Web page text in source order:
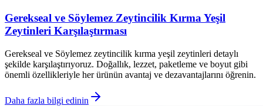
Gerekseal ve Söylemez Zeytincilik Kırma Yeşil
Zeytinleri Karşılaştırması
Gerekseal ve Söylemez zeytincilik kırma yeşil zeytinleri detaylı
şekilde karşılaştırıyoruz. Doğallık, lezzet, paketleme ve boyut gibi
önemli özellikleriyle her ürünün avantaj ve dezavantajlarını öğrenin.
Daha fazla bilgi edinin